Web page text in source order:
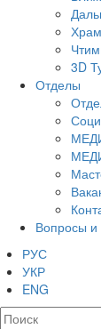
3D
Отделы
Вопросы и
РУС
УКР
ENG